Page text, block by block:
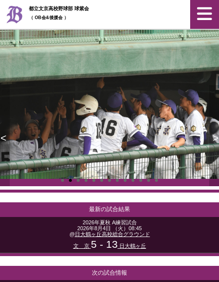
都立文京高校野球部 球紫会
（ OB会&後援会 ）
< >
最新の試合結果
2026年夏秋 A練習試合
2026年8月4日 （火）08:45
@日大鶴ヶ丘高校総合グラウンド
文 京 5 - 13 日大鶴ヶ丘
次の試合情報